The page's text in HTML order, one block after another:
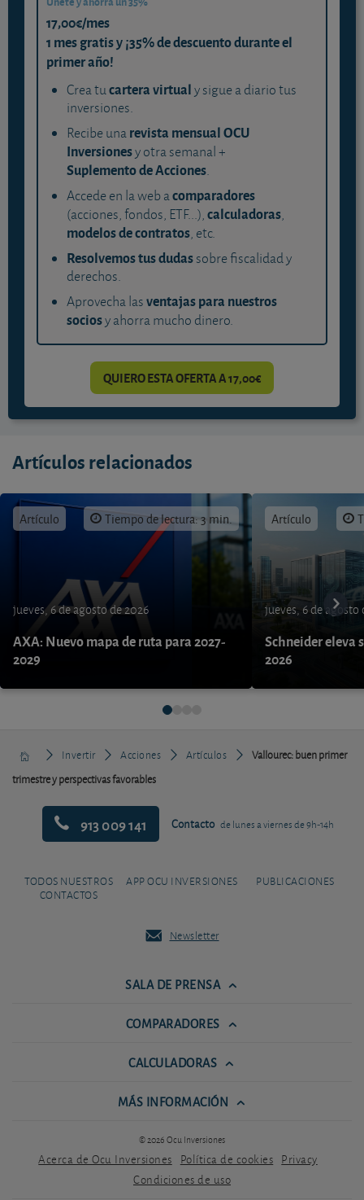
17,00€/mes
1 mes gratis y ¡35% de descuento durante el
primer año!
Crea tucartera virtualy sigue a diario tus
inversiones.
Recibe unarevista mensual OCU
Inversionesy otra semanal +
Suplemento de Acciones.
Accede en la web acomparadores
(acciones, fondos, ETF...),calculadoras,
modelos de contratos, etc.
Resolvemos tus dudassobre fiscalidad y
derechos.
Aprovecha lasventajas para nuestros
sociosy ahorra mucho dinero.
QUIERO ESTA OFERTA A 17,00€
Artículos relacionados
Artículo Tiempo de lectura: 3 min.
jueves, 6 de agosto de 2026
AXA: Nuevo mapa de ruta para 2027-
2029
Artículo
jueves, 6 de agosto
Schneider eleva
2026
Invertir Acciones Artículos
Vallourec: buen primer
trimestre y perspectivas favorables
913 009 141 Contacto de lunes a viernes de 9h-14h
TODOS NUESTROS
CONTACTOS
APP OCU INVERSIONES PUBLICACIONES
Newsletter
SALA DE PRENSA
COMPARADORES
CALCULADORAS
MÁS INFORMACIÓN
© 2026 Ocu Inversiones
Acerca de Ocu Inversiones Política de cookies Privacy
Condiciones de uso